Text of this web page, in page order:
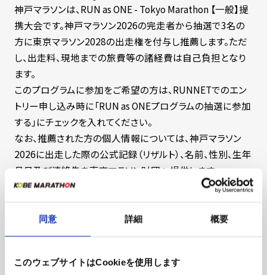
同意 詳細 概要
このウェブサイトはCookieを使用します
神戸マラソンは、RUN as ONE - Tokyo Marathon 【一般】提
携大会です。神戸マラソン2026の完走者から抽選で3名の
方に東京マラソン2028の出走権を付与し推薦します。ただ
し、出走料、現地までの旅費等の諸経費は自己負担となり
ます。
このプログラムに参加をご希望の方は、RUNNETでのエン
トリー申し込み時に「RUN as ONEプログラムの抽選に参加
する」にチェックを入れてください。
なお、推薦された方の個人情報については、神戸マラソン
2026に出走した際の公式記録（リザルト）、名前、性別、生年
月日及び連絡先を東京マラソン財団へ提供します。
交流マラソン